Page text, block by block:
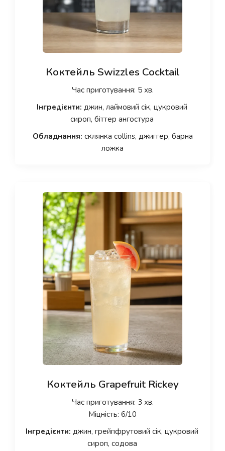
Коктейль Swizzles Cocktail
Час приготування: 5 хв.
Інгредієнти: джин, лаймовий сік, цукровий
сироп, біттер ангостура
Обладнання: склянка collins, джиггер, барна
ложка
Коктейль Grapefruit Rickey
Час приготування: 3 хв.
Міцність: 6/10
Інгредієнти: джин, грейпфрутовий сік, цукровий
сироп, содова